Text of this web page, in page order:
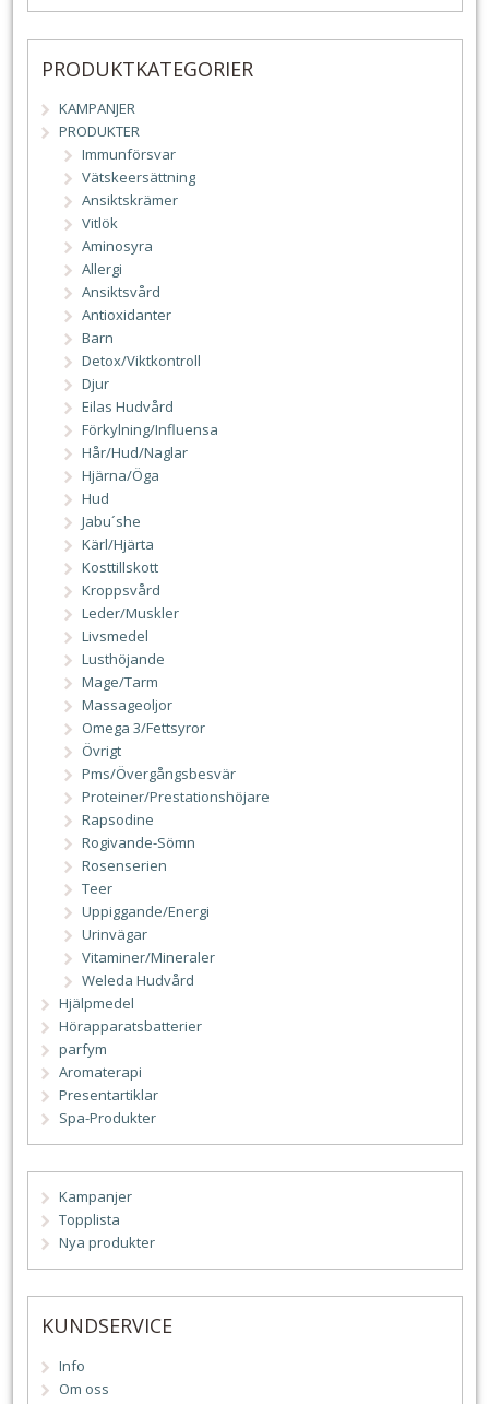
PRODUKTKATEGORIER
KAMPANJER
PRODUKTER
Immunförsvar
Vätskeersättning
Ansiktskrämer
Vitlök
Aminosyra
Allergi
Ansiktsvård
Antioxidanter
Barn
Detox/Viktkontroll
Djur
Eilas Hudvård
Förkylning/Influensa
Hår/Hud/Naglar
Hjärna/Öga
Hud
Jabu´she
Kärl/Hjärta
Kosttillskott
Kroppsvård
Leder/Muskler
Livsmedel
Lusthöjande
Mage/Tarm
Massageoljor
Omega 3/Fettsyror
Övrigt
Pms/Övergångsbesvär
Proteiner/Prestationshöjare
Rapsodine
Rogivande-Sömn
Rosenserien
Teer
Uppiggande/Energi
Urinvägar
Vitaminer/Mineraler
Weleda Hudvård
Hjälpmedel
Hörapparatsbatterier
parfym
Aromaterapi
Presentartiklar
Spa-Produkter
Kampanjer
Topplista
Nya produkter
KUNDSERVICE
Info
Om oss